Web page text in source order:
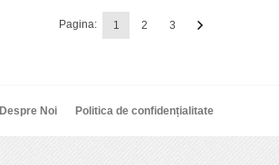
Pagina: 1 2 3
Despre Noi Politica de confidențialitate